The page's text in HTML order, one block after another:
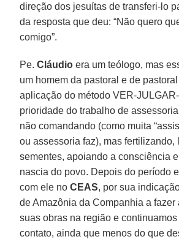
direção dos jesuítas de transferi-lo
da resposta que deu: “Não quero
comigo”.
Pe.Cláudio era um teólogo, mas
um homem da pastoral e de
aplicação do método VER-
prioridade do trabalho de
não comandando (como muita
ou assessoria faz), mas fertilizando,
sementes, apoiando a consciência
nascia do povo. Depois do período
com ele noCEAS, por sua
de Amazônia da Companhia a fazer
suas obras na região e
contato, ainda que menos do que